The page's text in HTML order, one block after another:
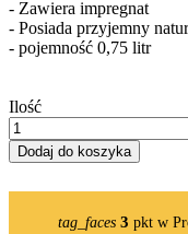
- Zawiera impregnat
- Posiada przyjemny
- pojemność 0,75 litr
Ilość
Dodaj do koszyka
tag_faces 3 pkt w